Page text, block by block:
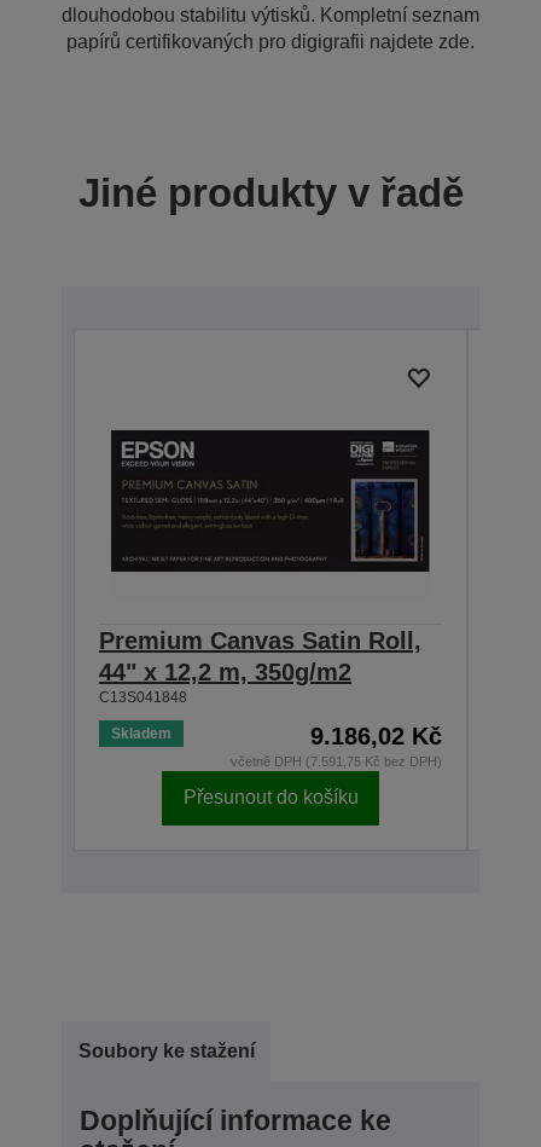
dlouhodobou stabilitu výtisků. Kompletní seznam
papírů certifikovaných pro digigrafii najdete zde.
Jiné produkty v řadě
Premium Canvas Satin Roll,
44" x 12,2 m, 350g/m2
C13S041848
Skladem 9.186,02 Kč
včetně DPH (7.591,75 Kč bez DPH)
Přesunout do košíku
Soubory ke stažení
Doplňující informace ke